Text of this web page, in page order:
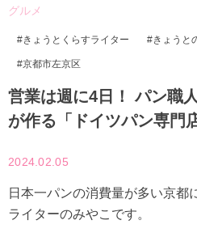
グルメ
きょうとくらすライター きょうと
京都市左京区
営業は週に4日！ パン職
が作る「ドイツパン専門
2024.02.05
日本一パンの消費量が多い京都
ライターのみやこです。